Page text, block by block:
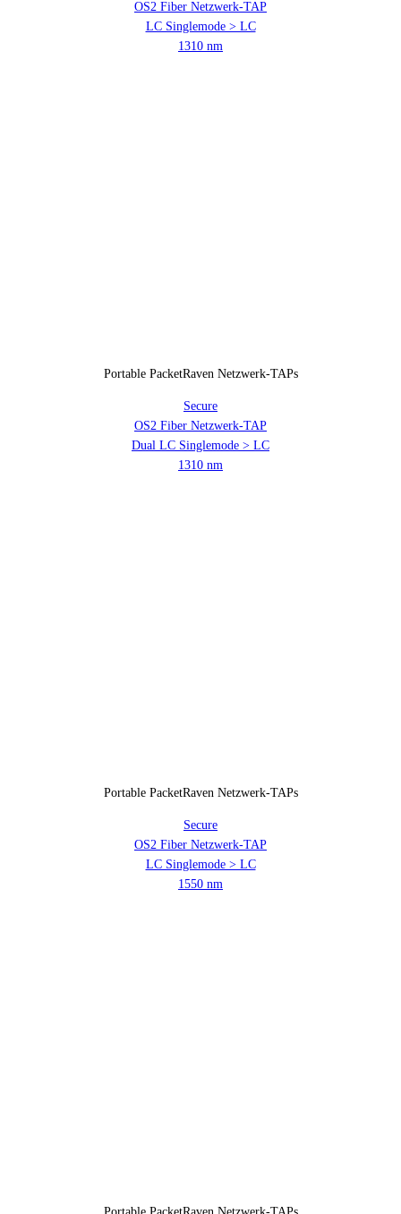
OS2 Fiber Netzwerk-TAP
LC Singlemode > LC
1310 nm
Portable PacketRaven Netzwerk-TAPs
Secure
OS2 Fiber Netzwerk-TAP
Dual LC Singlemode > LC
1310 nm
Portable PacketRaven Netzwerk-TAPs
Secure
OS2 Fiber Netzwerk-TAP
LC Singlemode > LC
1550 nm